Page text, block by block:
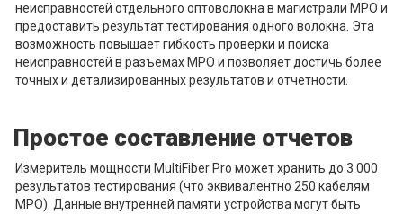
неисправностей отдельного оптоволокна в магистрали MPO и
предоставить результат тестирования одного волокна. Эта
возможность повышает гибкость проверки и поиска
неисправностей в разъемах MPO и позволяет достичь более
точных и детализированных результатов и отчетности.
Простое составление отчетов
Измеритель мощности MultiFiber Pro может хранить до 3 000
результатов тестирования (что эквивалентно 250 кабелям
MPO). Данные внутренней памяти устройства могут быть